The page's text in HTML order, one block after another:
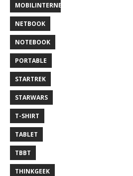
MOBILINTERNET
NETBOOK
NOTEBOOK
PORTABLE
STARTREK
STARWARS
T-SHIRT
TABLET
TBBT
THINKGEEK